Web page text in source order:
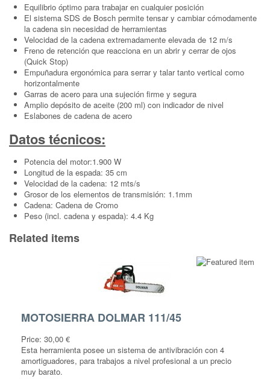
Equilibrio óptimo para trabajar en cualquier posición
El sistema SDS de Bosch permite tensar y cambiar cómodamente
la cadena sin necesidad de herramientas
Velocidad de la cadena extremadamente elevada de 12 m/s
Freno de retención que reacciona en un abrir y cerrar de ojos
(Quick Stop)
Empuñadura ergonómica para serrar y talar tanto vertical como
horizontalmente
Garras de acero para una sujeción firme y segura
Amplio depósito de aceite (200 ml) con indicador de nivel
Eslabones de cadena de acero
Datos técnicos:
Potencia del motor:1.900 W
Longitud de la espada: 35 cm
Velocidad de la cadena: 12 mts/s
Grosor de los elementos de transmisión: 1.1mm
Cadena: Cadena de Cromo
Peso (incl. cadena y espada): 4.4 Kg
Related items
MOTOSIERRA DOLMAR 111/45
Price: 30,00 €
Esta herramienta posee un sistema de antivibración con 4
amortiguadores, para trabajos a nivel profesional a un precio
muy barato.